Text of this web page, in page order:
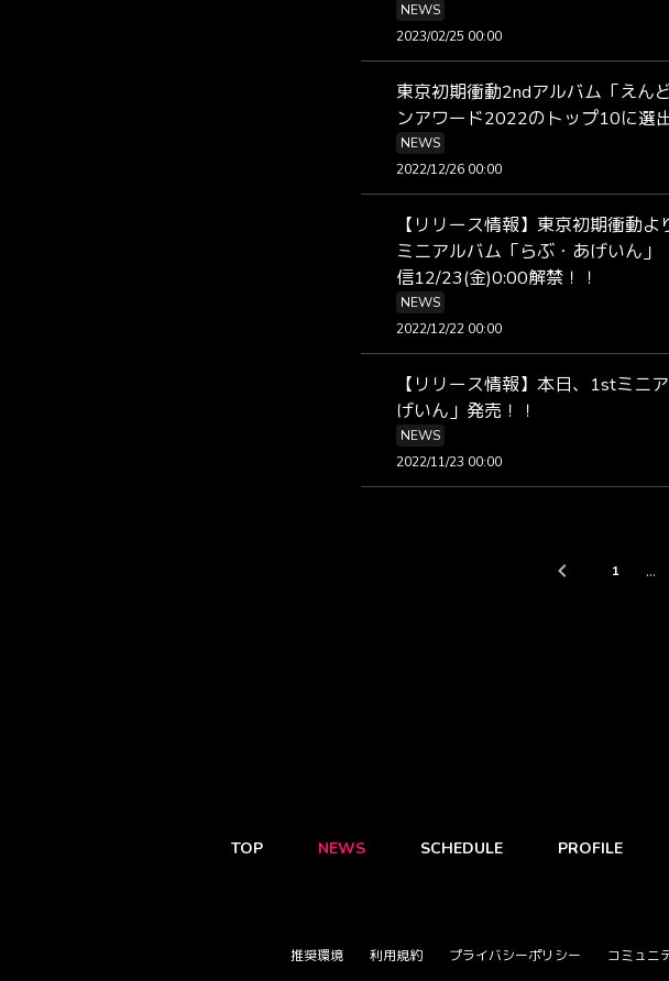
NEWS
2023/02/25 00:00
東京初期衝動2ndアルバム「えん
ンアワード2022のトップ10に選
NEWS
2022/12/26 00:00
【リリース情報】東京初期衝動
ミニアルバム「らぶ・あげいん
信12/23(金)0:00解禁！！
NEWS
2022/12/22 00:00
【リリース情報】本日、1stミニ
げいん」発売！！
NEWS
2022/11/23 00:00
1 …
TOP NEWS SCHEDULE PROFILE
推奨環境 利用規約 プライバシーポリシー コミュニ